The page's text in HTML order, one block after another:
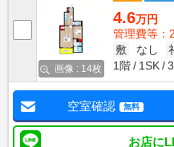
画像 : 14枚
4.6万円
管理費等：
敷
なし
1階
1SK
空室確認 無料
お店に